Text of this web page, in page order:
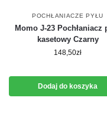
POCHŁANIACZE PYŁU
Momo J-23 Pochłaniacz
kasetowy Czarny
148,50zł
Dodaj do koszyka